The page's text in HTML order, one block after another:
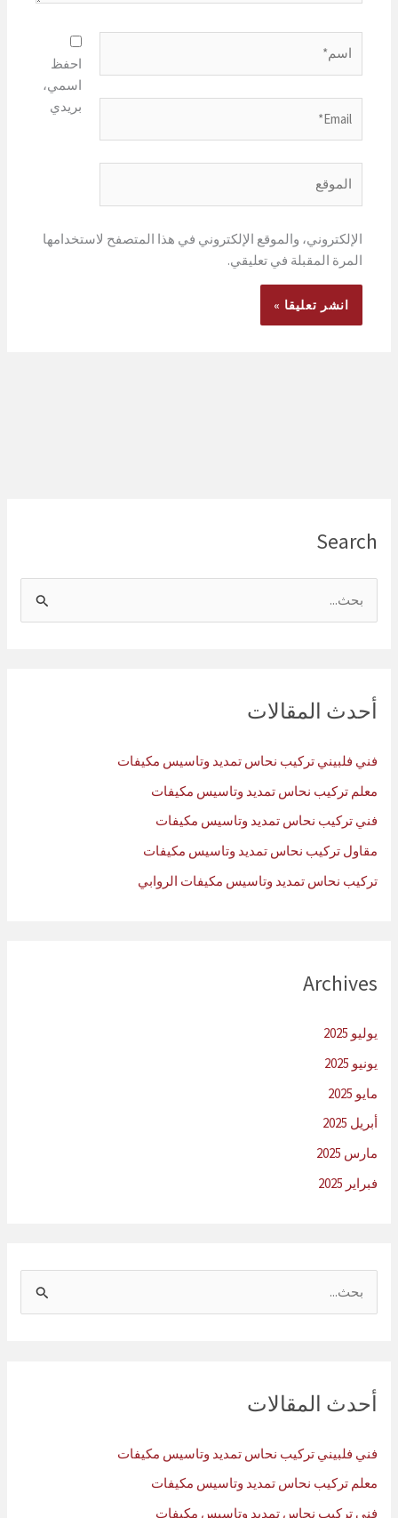
Search
ث
عأحدث المقالات
فني فلبيني تركيب نحاس تمديد وتاسيس مكيفات
معلم تركيب نحاس تمديد وتاسيس مكيفات
فني تركيب نحاس تمديد وتاسيس مكيفات
مقاول تركيب نحاس تمديد وتاسيس مكيفات
تركيب نحاس تمديد وتاسيس مكيفات الروابي
Archives
يوليو 2025
يونيو 2025
مايو 2025
أبريل 2025
مارس 2025
فبراير 2025
ث
عأحدث المقالات
فني فلبيني تركيب نحاس تمديد وتاسيس مكيفات
معلم تركيب نحاس تمديد وتاسيس مكيفات
فني تركيب نحاس تمديد وتاسيس مكيفات
احفظ
اسمي،
بريدي
الإلكتروني، والموقع الإلكتروني في هذا المتصفح لاستخدامها
المرة المقبلة في تعليقي.